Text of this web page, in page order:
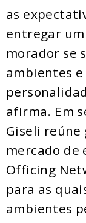
as
entregar
morador se
ambientes e
afirma. Em
Giseli reúne
mercado de
Officing
para as
ambientes